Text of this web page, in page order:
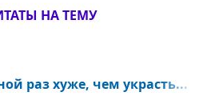
НА ТЕМУ
раз хуже, чем украсть...